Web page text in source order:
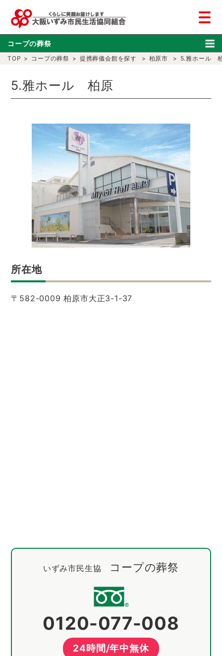
TOP > コープの葬祭 > 提携葬儀会館を探す > 柏原市 > 5.雅ホール
5.雅ホール 柏原
所在地
〒582-0009 柏原市大正3-1-37
いずみ市民生協 コープの葬祭
0120-077-008
24時間/年中無休
コープの葬祭